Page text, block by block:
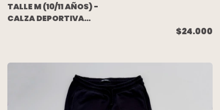
TALLE M (10/11 AÑOS) -
CALZA DEPORTIVA
$24.000